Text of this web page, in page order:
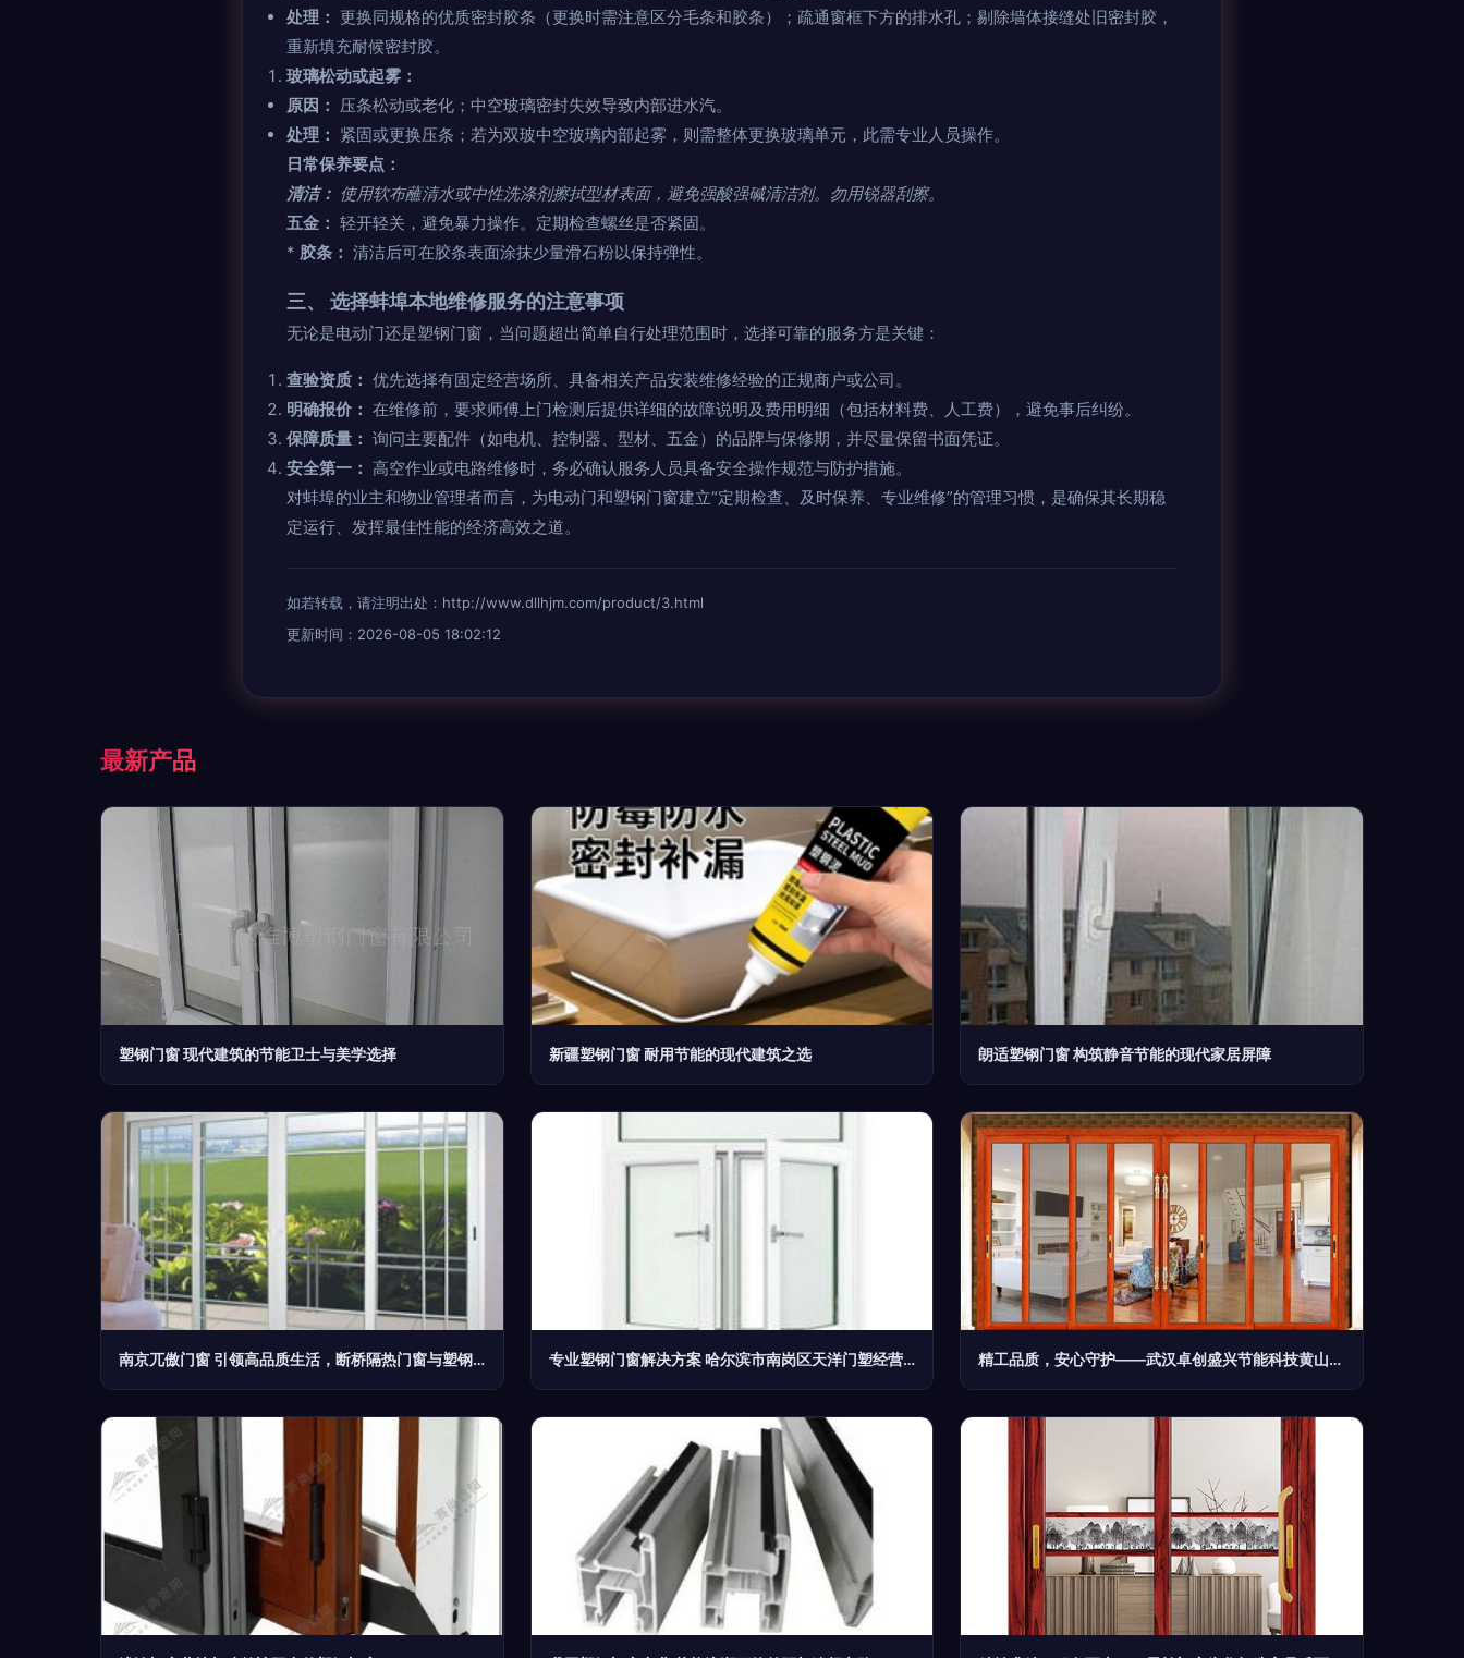
处理： 更换同规格的优质密封胶条（更换时需注意区分毛条和胶条）；疏通窗框下方的排水孔；剔除墙体接缝处旧密封胶，
重新填充耐候密封胶。
玻璃松动或起雾：
原因： 压条松动或老化；中空玻璃密封失效导致内部进水汽。
处理： 紧固或更换压条；若为双玻中空玻璃内部起雾，则需整体更换玻璃单元，此需专业人员操作。
日常保养要点：
清洁： 使用软布蘸清水或中性洗涤剂擦拭型材表面，避免强酸强碱清洁剂。勿用锐器刮擦。
五金： 轻开轻关，避免暴力操作。定期检查螺丝是否紧固。
* 胶条： 清洁后可在胶条表面涂抹少量滑石粉以保持弹性。
三、 选择蚌埠本地维修服务的注意事项
无论是电动门还是塑钢门窗，当问题超出简单自行处理范围时，选择可靠的服务方是关键：
查验资质： 优先选择有固定经营场所、具备相关产品安装维修经验的正规商户或公司。
明确报价： 在维修前，要求师傅上门检测后提供详细的故障说明及费用明细（包括材料费、人工费），避免事后纠纷。
保障质量： 询问主要配件（如电机、控制器、型材、五金）的品牌与保修期，并尽量保留书面凭证。
安全第一： 高空作业或电路维修时，务必确认服务人员具备安全操作规范与防护措施。
对蚌埠的业主和物业管理者而言，为电动门和塑钢门窗建立“定期检查、及时保养、专业维修”的管理习惯，是确保其长期稳
定运行、发挥最佳性能的经济高效之道。
如若转载，请注明出处：http://www.dllhjm.com/product/3.html
更新时间：2026-08-05 18:02:12
最新产品
塑钢门窗 现代建筑的节能卫士与美学选择 新疆塑钢门窗 耐用节能的现代建筑之选 朗适塑钢门窗 构筑静音节能的现代家居屏障
南京兀傲门窗 引领高品质生活，断桥隔热门窗与塑钢门窗的卓越选择 专业塑钢门窗解决方案 哈尔滨市南岗区天洋门塑经营部产品展示 精工品质，安心守护——武汉卓创盛兴节能科技黄山塑钢门窗定制服务